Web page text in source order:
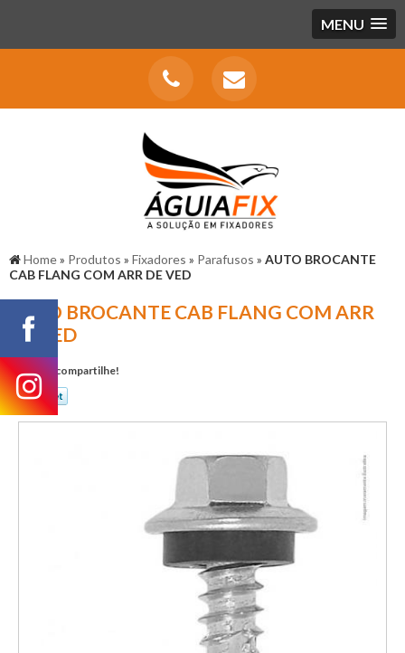
MENU
Home» Produtos » Fixadores » Parafusos » AUTO BROCANTE
CAB FLANG COM ARR DE VED
AUTO BROCANTE CAB FLANG COM ARR
DE VED
Gostou? compartilhe!